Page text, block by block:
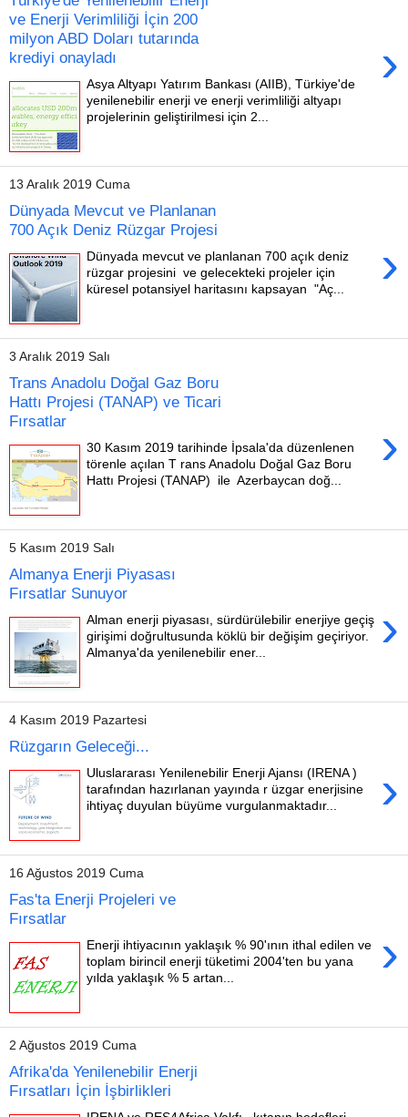
ve Enerji Verimliliği İçin 200
milyon ABD Doları tutarında
krediyi onayladı
›
Asya Altyapı Yatırım Bankası (AIIB), Türkiye'de
yenilenebilir enerji ve enerji verimliliği altyapı
projelerinin geliştirilmesi için 2...
13 Aralık 2019 Cuma
Dünyada Mevcut ve Planlanan
700 Açık Deniz Rüzgar Projesi
›
Dünyada mevcut ve planlanan 700 açık deniz
rüzgar projesini ve gelecekteki projeler için
küresel potansiyel haritasını kapsayan "Aç...
3 Aralık 2019 Salı
Trans Anadolu Doğal Gaz Boru
Hattı Projesi (TANAP) ve Ticari
Fırsatlar
›
30 Kasım 2019 tarihinde İpsala'da düzenlenen
törenle açılan T rans Anadolu Doğal Gaz Boru
Hattı Projesi (TANAP) ile Azerbaycan doğ...
5 Kasım 2019 Salı
Almanya Enerji Piyasası
Fırsatlar Sunuyor
›
Alman enerji piyasası, sürdürülebilir enerjiye geçiş
girişimi doğrultusunda köklü bir değişim geçiriyor.
Almanya'da yenilenebilir ener...
4 Kasım 2019 Pazartesi
Rüzgarın Geleceği...
›
Uluslararası Yenilenebilir Enerji Ajansı (IRENA )
tarafından hazırlanan yayında r üzgar enerjisine
ihtiyaç duyulan büyüme vurgulanmaktadır...
16 Ağustos 2019 Cuma
Fas'ta Enerji Projeleri ve
Fırsatlar
›
Enerji ihtiyacının yaklaşık % 90'ının ithal edilen ve
toplam birincil enerji tüketimi 2004'ten bu yana
yılda yaklaşık % 5 artan...
2 Ağustos 2019 Cuma
Afrika'da Yenilenebilir Enerji
Fırsatları İçin İşbirlikleri